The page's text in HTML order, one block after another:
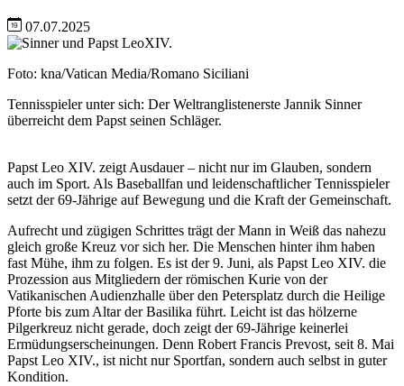
07.07.2025
Image
Nachweis
Foto: kna/Vatican Media/Romano Siciliani
Caption
Tennisspieler unter sich: Der Weltranglistenerste Jannik Sinner
überreicht dem Papst seinen Schläger.
Papst Leo XIV. zeigt Ausdauer – nicht nur im Glauben, sondern
auch im Sport. Als Baseballfan und leidenschaftlicher Tennisspieler
setzt der 69-Jährige auf Bewegung und die Kraft der Gemeinschaft.
Aufrecht und zügigen Schrittes trägt der Mann in Weiß das nahezu
gleich große Kreuz vor sich her. Die Menschen hinter ihm haben
fast Mühe, ihm zu folgen. Es ist der 9. Juni, als Papst Leo XIV. die
Prozession aus Mitgliedern der römischen Kurie von der
Vatikanischen Audienzhalle über den Petersplatz durch die Heilige
Pforte bis zum Altar der Basilika führt. Leicht ist das hölzerne
Pilgerkreuz nicht gerade, doch zeigt der 69-Jährige keinerlei
Ermüdungserscheinungen. Denn Robert Francis Prevost, seit 8. Mai
Papst Leo XIV., ist nicht nur Sportfan, sondern auch selbst in guter
Kondition.